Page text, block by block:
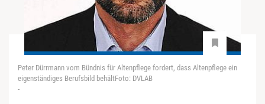
Peter Dürrmann vom Bündnis für Altenpflege fordert, dass Altenpflege ein
eigenständiges Berufsbild behältFoto: DVLAB
-